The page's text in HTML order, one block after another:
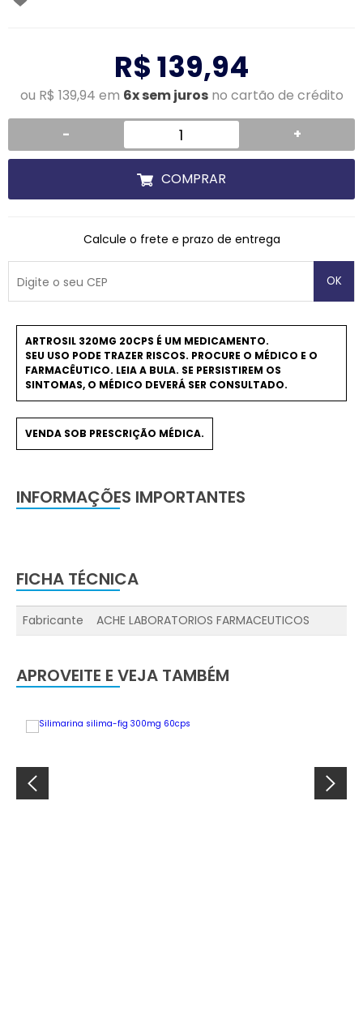
R$ 139,94
ou R$ 139,94 em 6x sem jurosno cartão de crédito
- +
COMPRAR
Calcule o frete e prazo de entrega
OK
ARTROSIL 320MG 20CPS É UM MEDICAMENTO.
SEU USO PODE TRAZER RISCOS. PROCURE O MÉDICO E O
FARMACÊUTICO. LEIA A BULA. SE PERSISTIREM OS
SINTOMAS, O MÉDICO DEVERÁ SER CONSULTADO.
VENDA SOB PRESCRIÇÃO MÉDICA.
INFORMAÇÕES IMPORTANTES
FICHA TÉCNICA
Fabricante ACHE LABORATORIOS FARMACEUTICOS
APROVEITE E VEJA TAMBÉM